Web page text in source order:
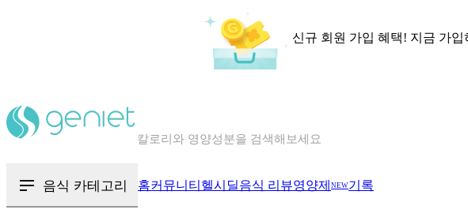
신규 회원 가입 혜택! 지금 가입
혈당 · 다이어트 음식 검색해보세요
음식 카테고리 홈커뮤니티 헬시딜음식 리뷰영양제 NEW기록